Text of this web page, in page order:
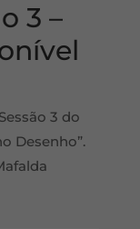
3 –
3 do
Desenho”.